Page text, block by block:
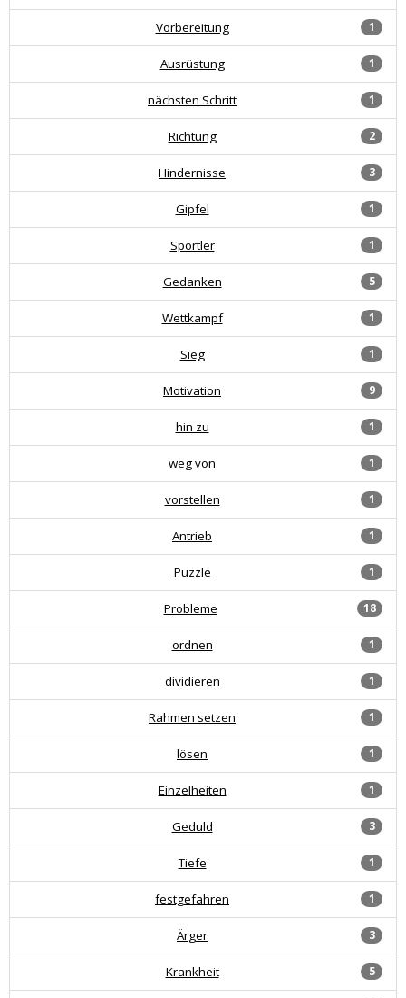
1
Vorbereitung
1
Ausrüstung
1
nächsten Schritt
2
Richtung
3
Hindernisse
1
Gipfel
1
Sportler
5
Gedanken
1
Wettkampf
1
Sieg
9
Motivation
1
hin zu
1
weg von
1
vorstellen
1
Antrieb
1
Puzzle
18
Probleme
1
ordnen
1
dividieren
1
Rahmen setzen
1
lösen
1
Einzelheiten
3
Geduld
1
Tiefe
1
festgefahren
3
Ärger
5
Krankheit